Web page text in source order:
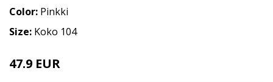
Color: Pinkki
Size: Koko 104
47.9 EUR